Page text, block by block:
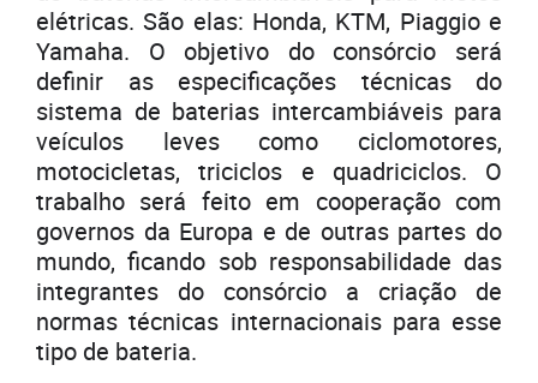
elétricas. São elas: Honda, KTM, Piaggio e
Yamaha. O objetivo do consórcio será
definir as especificações técnicas do
sistema de baterias intercambiáveis para
veículos leves como ciclomotores,
motocicletas, triciclos e quadriciclos. O
trabalho será feito em cooperação com
governos da Europa e de outras partes do
mundo, ficando sob responsabilidade das
integrantes do consórcio a criação de
normas técnicas internacionais para esse
tipo de bateria.